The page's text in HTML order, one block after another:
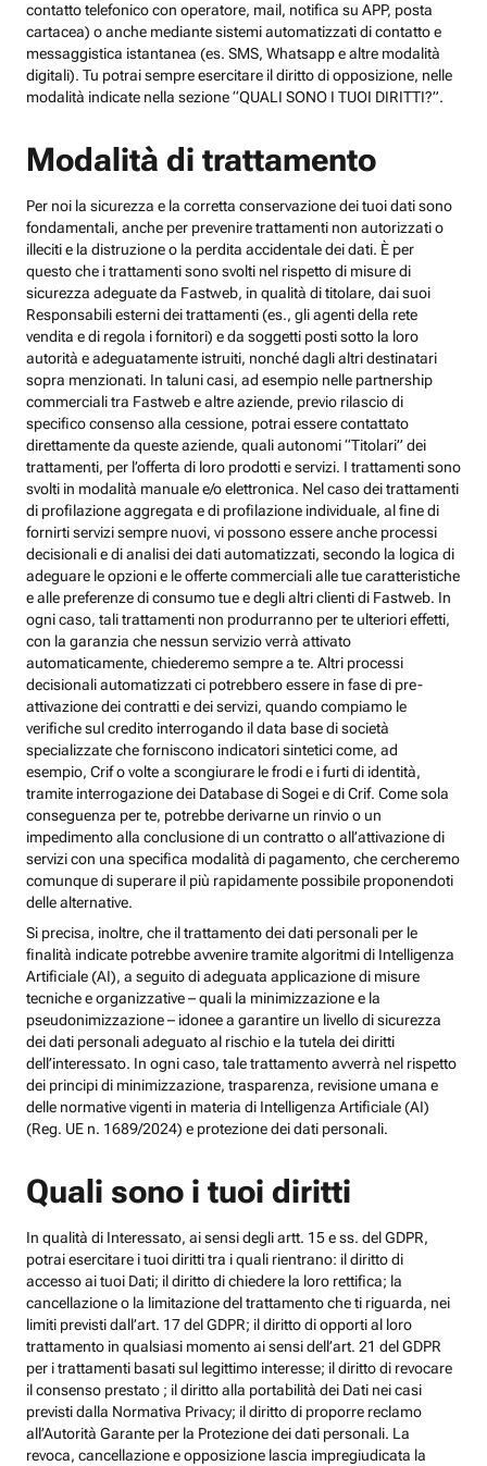
contatto telefonico con operatore, mail, notifica su APP, posta
cartacea) o anche mediante sistemi automatizzati di contatto e
messaggistica istantanea (es. SMS, Whatsapp e altre modalità
digitali). Tu potrai sempre esercitare il diritto di opposizione, nelle
modalità indicate nella sezione “QUALI SONO I TUOI DIRITTI?”.
Modalità di trattamento
Per noi la sicurezza e la corretta conservazione dei tuoi dati sono
fondamentali, anche per prevenire trattamenti non autorizzati o
illeciti e la distruzione o la perdita accidentale dei dati. È per
questo che i trattamenti sono svolti nel rispetto di misure di
sicurezza adeguate da Fastweb, in qualità di titolare, dai suoi
Responsabili esterni dei trattamenti (es., gli agenti della rete
vendita e di regola i fornitori) e da soggetti posti sotto la loro
autorità e adeguatamente istruiti, nonché dagli altri destinatari
sopra menzionati. In taluni casi, ad esempio nelle partnership
commerciali tra Fastweb e altre aziende, previo rilascio di
specifico consenso alla cessione, potrai essere contattato
direttamente da queste aziende, quali autonomi “Titolari” dei
trattamenti, per l’offerta di loro prodotti e servizi. I trattamenti sono
svolti in modalità manuale e/o elettronica. Nel caso dei trattamenti
di profilazione aggregata e di profilazione individuale, al fine di
fornirti servizi sempre nuovi, vi possono essere anche processi
decisionali e di analisi dei dati automatizzati, secondo la logica di
adeguare le opzioni e le offerte commerciali alle tue caratteristiche
e alle preferenze di consumo tue e degli altri clienti di Fastweb. In
ogni caso, tali trattamenti non produrranno per te ulteriori effetti,
con la garanzia che nessun servizio verrà attivato
automaticamente, chiederemo sempre a te. Altri processi
decisionali automatizzati ci potrebbero essere in fase di pre-
attivazione dei contratti e dei servizi, quando compiamo le
verifiche sul credito interrogando il data base di società
specializzate che forniscono indicatori sintetici come, ad
esempio, Crif o volte a scongiurare le frodi e i furti di identità,
tramite interrogazione dei Database di Sogei e di Crif. Come sola
conseguenza per te, potrebbe derivarne un rinvio o un
impedimento alla conclusione di un contratto o all’attivazione di
servizi con una specifica modalità di pagamento, che cercheremo
comunque di superare il più rapidamente possibile proponendoti
delle alternative.
Si precisa, inoltre, che il trattamento dei dati personali per le
finalità indicate potrebbe avvenire tramite algoritmi di Intelligenza
Artificiale (AI), a seguito di adeguata applicazione di misure
tecniche e organizzative – quali la minimizzazione e la
pseudonimizzazione – idonee a garantire un livello di sicurezza
dei dati personali adeguato al rischio e la tutela dei diritti
dell’interessato. In ogni caso, tale trattamento avverrà nel rispetto
dei principi di minimizzazione, trasparenza, revisione umana e
delle normative vigenti in materia di Intelligenza Artificiale (AI)
(Reg. UE n. 1689/2024) e protezione dei dati personali.
Quali sono i tuoi diritti
In qualità di Interessato, ai sensi degli artt. 15 e ss. del GDPR,
potrai esercitare i tuoi diritti tra i quali rientrano: il diritto di
accesso ai tuoi Dati; il diritto di chiedere la loro rettifica; la
cancellazione o la limitazione del trattamento che ti riguarda, nei
limiti previsti dall’art. 17 del GDPR; il diritto di opporti al loro
trattamento in qualsiasi momento ai sensi dell’art. 21 del GDPR
per i trattamenti basati sul legittimo interesse; il diritto di revocare
il consenso prestato ; il diritto alla portabilità dei Dati nei casi
previsti dalla Normativa Privacy; il diritto di proporre reclamo
all’Autorità Garante per la Protezione dei dati personali. La
revoca, cancellazione e opposizione lascia impregiudicata la